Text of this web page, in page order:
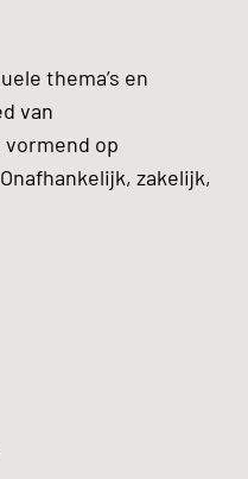
thema’s en
van
op
zakelijk,